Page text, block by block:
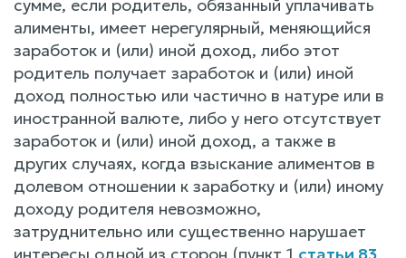
сумме, если родитель, обязанный уплачивать
алименты, имеет нерегулярный, меняющийся
заработок и (или) иной доход, либо этот
родитель получает заработок и (или) иной
доход полностью или частично в натуре или в
иностранной валюте, либо у него отсутствует
заработок и (или) иной доход, а также в
других случаях, когда взыскание алиментов в
долевом отношении к заработку и (или) иному
доходу родителя невозможно,
затруднительно или существенно нарушает
интересы одной из сторон (пункт 1 статьи 83